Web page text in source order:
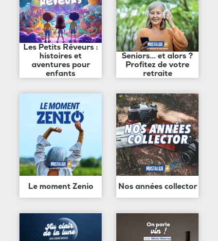
Les Petits Rêveurs :
histoires et
aventures pour
enfants
Seniors... et alors ?
Profitez de votre
retraite
Le moment Zenio Nos années collector